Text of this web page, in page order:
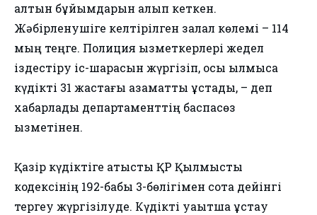
алтын бұйымдарын алып кеткен.
Жәбірленушіге келтірілген залал көлемі – 114
мың теңге. Полиция қызметкерлері жедел
іздестіру іс-шарасын жүргізіп, осы қылмысқа
күдікті 31 жастағы азаматты ұстады, – деп
хабарлады департаменттің баспасөз
қызметінен.
Қазір күдіктіге қатысты ҚР Қылмыстық
кодексінің 192-бабы 3-бөлігімен сотқа дейінгі
тергеу жүргізілуде. Күдікті уақытша ұстау